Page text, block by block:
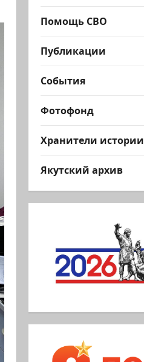
Помощь СВО
Публикации
События
Фотофонд
Хранители истории
Якутский архив